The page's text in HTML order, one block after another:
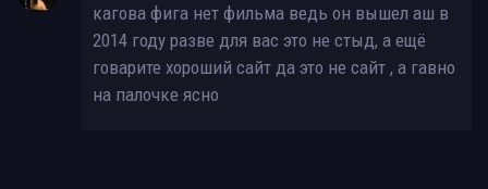
кагова фига нет фильма ведь он вышел аш в
2014 году разве для вас это не стыд, а ещё
говарите хороший сайт да это не сайт , а гавно
на палочке ясно